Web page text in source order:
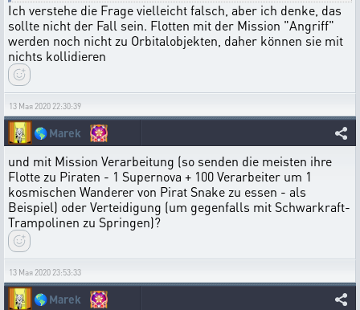
Ich verstehe die Frage vielleicht falsch, aber ich denke, das
sollte nicht der Fall sein. Flotten mit der Mission "Angriff"
werden noch nicht zu Orbitalobjekten, daher können sie mit
nichts kollidieren
13 Мая 2020 22:30:39
🌎Marek
und mit Mission Verarbeitung (so senden die meisten ihre
Flotte zu Piraten - 1 Supernova + 100 Verarbeiter um 1
kosmischen Wanderer von Pirat Snake zu essen - als
Beispiel) oder Verteidigung (um gegenfalls mit Schwarkraft-
Trampolinen zu Springen)?
13 Мая 2020 23:53:33
🌎Marek